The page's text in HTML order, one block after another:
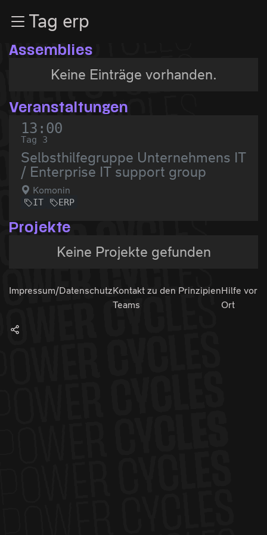
Zum InhaltTag erp
Assemblies
Keine Einträge vorhanden.
Veranstaltungen
13:00
Tag 3
Selbsthilfegruppe Unternehmens IT
/ Enterprise IT support group
Komonin
IT ERP
Projekte
Keine Projekte gefunden
Impressum/DatenschutzKontakt zu den
Teams
PrinzipienHilfe vor
Ort